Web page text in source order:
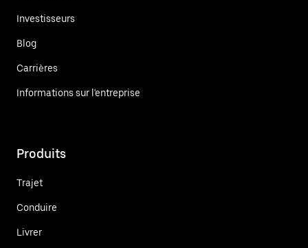
Investisseurs
Blog
Carrières
Informations sur l'entreprise
Produits
Trajet
Conduire
Livrer